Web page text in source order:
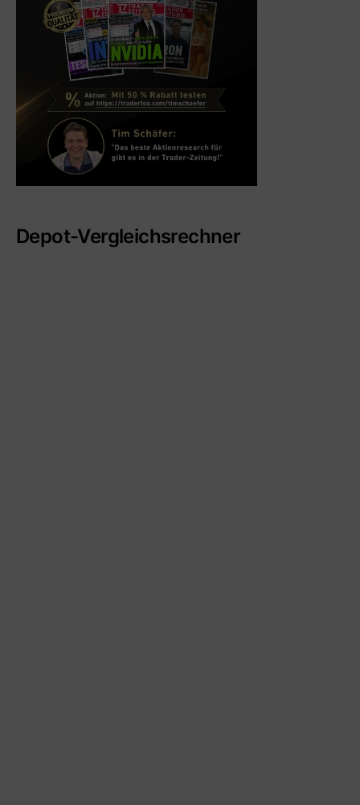
Depot-Vergleichsrechner